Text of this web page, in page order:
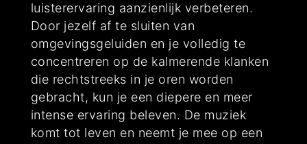
luisterervaring aanzienlijk verbeteren.
Door jezelf af te sluiten van
omgevingsgeluiden en je volledig te
concentreren op de kalmerende klanken
die rechtstreeks in je oren worden
gebracht, kun je een diepere en meer
intense ervaring beleven. De muziek
komt tot leven en neemt je mee op een